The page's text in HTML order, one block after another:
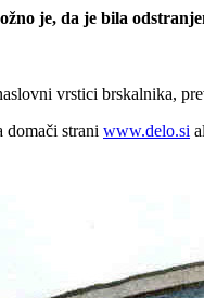
je, da je bila
vrstici brskalnika,
strani www.delo.si